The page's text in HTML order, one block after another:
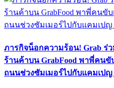
ภารกิจน็อกความร้อน! Grab ร่
ร้านค้าบน GrabFood พาพี่คน
ถนนช่วงซัมเมอร์ไปกับแคมเปญ